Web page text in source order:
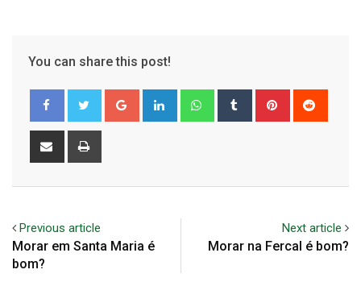
You can share this post!
Google+ LinkedIn WhatsappTumblr Pinterest
Share
Previous article
Morar em Santa Maria é
bom?
Next article
Morar na Fercal é bom?